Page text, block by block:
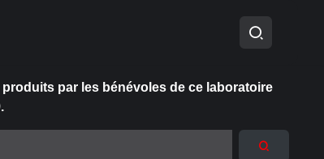
par les bénévoles de ce laboratoire